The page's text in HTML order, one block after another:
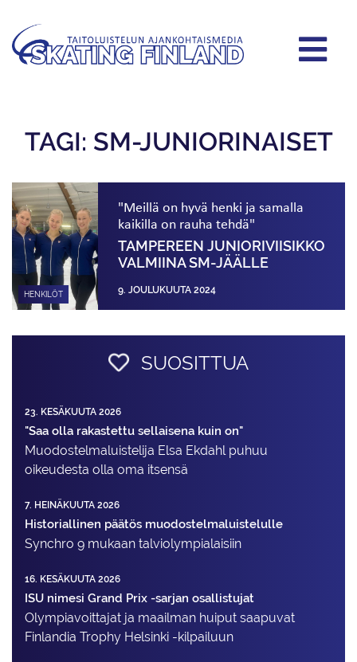
TAGI: SM-JUNIORINAISET
HENKILÖT
"Meillä on hyvä henki ja samalla
kaikilla on rauha tehdä"
TAMPEREEN JUNIORIVIISIKKO
VALMIINA SM-JÄÄLLE
9. JOULUKUUTA 2024
SUOSITTUA
23. KESÄKUUTA 2026
"Saa olla rakastettu sellaisena kuin on"
Muodostelma­luistelija Elsa Ekdahl puhuu
oikeudesta olla oma itsensä
7. HEINÄKUUTA 2026
Historiallinen päätös muodostelmaluistelulle
Synchro 9 mukaan talviolympialaisiin
16. KESÄKUUTA 2026
ISU nimesi Grand Prix -sarjan osallistujat
Olympiavoittajat ja maailman huiput saapuvat
Finlandia Trophy Helsinki -kilpailuun